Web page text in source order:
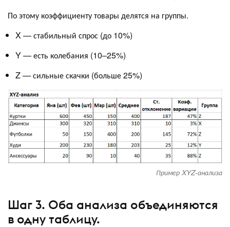
По этому коэффициенту товары делятся на группы.
X — стабильный спрос (до 10%)
Y — есть колебания (10–25%)
Z — сильные скачки (больше 25%)
Пример XYZ-анализа
Шаг 3. Оба анализа объединяются
в одну таблицу.